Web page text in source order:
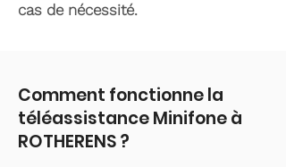
cas de nécessité.
Comment fonctionne la
téléassistance Minifone à
ROTHERENS ?